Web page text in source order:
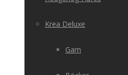
Krea Deluxe
Garn